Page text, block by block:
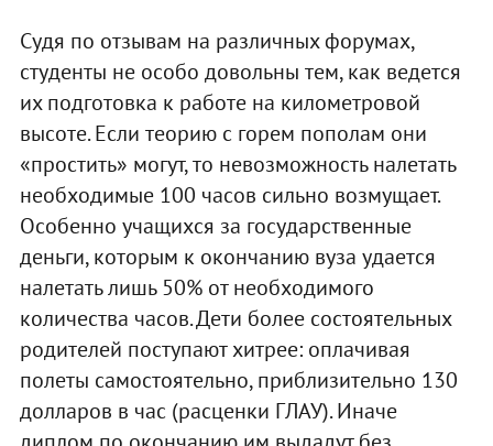
Судя по отзывам на различных форумах,
студенты не особо довольны тем, как ведется
их подготовка к работе на километровой
высоте. Если теорию с горем пополам они
«простить» могут, то невозможность налетать
необходимые 100 часов сильно возмущает.
Особенно учащихся за государственные
деньги, которым к окончанию вуза удается
налетать лишь 50% от необходимого
количества часов. Дети более состоятельных
родителей поступают хитрее: оплачивая
полеты самостоятельно, приблизительно 130
долларов в час (расценки ГЛАУ). Иначе